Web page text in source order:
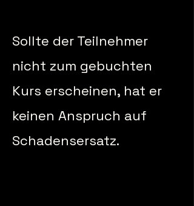
Sollte der Teilnehmer
nicht zum gebuchten
Kurs erscheinen, hat er
keinen Anspruch auf
Schadensersatz.